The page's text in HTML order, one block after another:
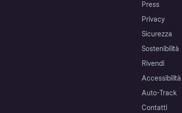
Press
Privacy
Sicurezza
Sostenibilità
Rivendi
Accessibilità
Auto-Track
Contatti